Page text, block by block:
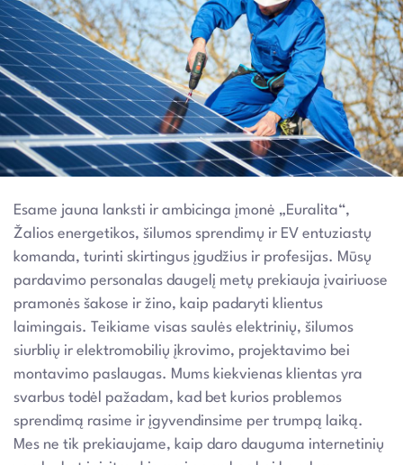
Esame jauna lanksti ir ambicinga įmonė „Euralita“,
Žalios energetikos, šilumos sprendimų ir EV entuziastų
komanda, turinti skirtingus įgudžius ir profesijas. Mūsų
pardavimo personalas daugelį metų prekiauja įvairiuose
pramonės šakose ir žino, kaip padaryti klientus
laimingais. Teikiame visas saulės elektrinių, šilumos
siurblių ir elektromobilių įkrovimo, projektavimo bei
montavimo paslaugas. Mums kiekvienas klientas yra
svarbus todėl pažadam, kad bet kurios problemos
sprendimą rasime ir įgyvendinsime per trumpą laiką.
Mes ne tik prekiaujame, kaip daro dauguma internetinių